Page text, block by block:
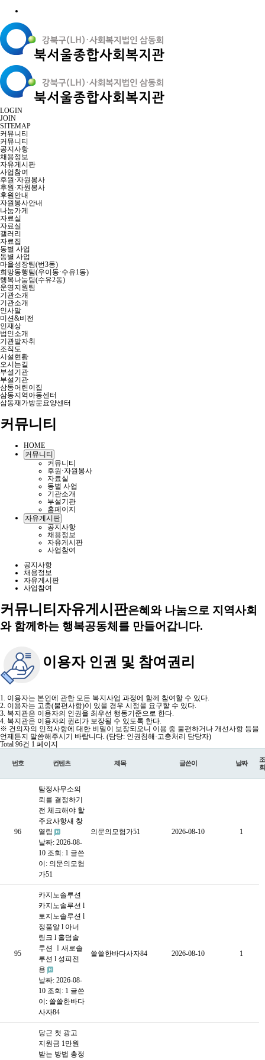
LOGIN
JOIN
SITEMAP
커뮤니티
커뮤니티
공지사항
채용정보
자유게시판
사업참여
후원·자원봉사
후원·자원봉사
후원안내
자원봉사안내
나눔가게
자료실
자료실
갤러리
자료집
동별 사업
동별 사업
마을성장팀(번3동)
희망동행팀(우이동·수유1동)
행복나눔팀(수유2동)
운영지원팀
기관소개
기관소개
인사말
미션&비전
인재상
법인소개
기관발자취
조직도
시설현황
오시는길
부설기관
부설기관
삼동어린이집
삼동지역아동센터
삼동재가방문요양센터
커뮤니티
HOME
커뮤니티
커뮤니티
후원·자원봉사
자료실
동별 사업
기관소개
부설기관
홈페이지
자유게시판
공지사항
채용정보
자유게시판
사업참여
공지사항
채용정보
자유게시판
사업참여
커뮤니티 자유게시판은혜와 나눔으로 지역사회
와 함께하는 행복공동체를 만들어갑니다.
이용자 인권 및 참여권리
1. 이용자는 본인에 관한 모든 복지사업 과정에 함께 참여할 수 있다.
2. 이용자는 고충(불편사항)이 있을 경우 시정을 요구할 수 있다.
3. 복지관은 이용자의 인권을 최우선 행동기준으로 한다.
4. 복지관은 이용자의 권리가 보장될 수 있도록 한다.
※ 건의자의 인적사항에 대한 비밀이 보장되오니 이용 중 불편하거나 개선사항 등을
언제든지 말씀해주시기 바랍니다. (담당: 인권침해·고충처리 담당자)
Total 96건 1 페이지
번호 컨텐츠 제목 글쓴이 날짜
조
회
96
탐정사무소의
뢰를 결정하기
전 체크해야 할
주요사항새 창
열림
날짜: 2026-08-
10 조회: 1 글쓴
이: 의문의모험
가51
의문의모험가51 2026-08-10 1
95
카지노솔루션
카지노솔루션 l
토지노솔루션 l
정품알 l 아너
링크 l 홀덤솔
루션 ㅣ새로솔
루션 l 성피전
용
날짜: 2026-08-
10 조회: 1 글쓴
이: 쓸쓸한바다
사자84
쓸쓸한바다사자84 2026-08-10 1
당근 첫 광고
지원금 1만원
받는 방법 총정